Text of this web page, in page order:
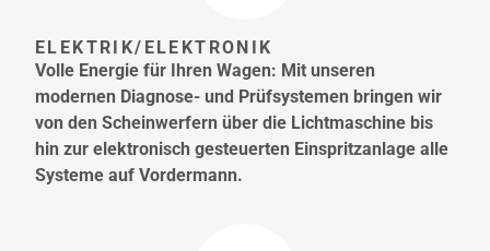
ELEKTRIK/ELEKTRONIK
Volle Energie für Ihren Wagen: Mit unseren
modernen Diagnose- und Prüfsystemen bringen wir
von den Scheinwerfern über die Lichtmaschine bis
hin zur elektronisch gesteuerten Einspritzanlage alle
Systeme auf Vordermann.